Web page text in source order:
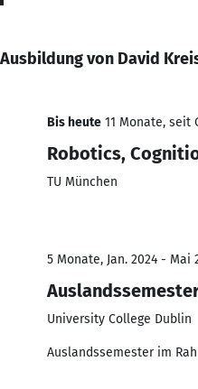
Ausbildung von David
Bis heute 11 Monate, seit
Robotics,
TU München
5 Monate, Jan. 2024 - Mai
University College Dublin
Auslandssemester im